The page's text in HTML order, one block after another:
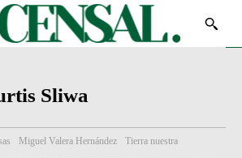
Sliwa
Miguel Valera Hernández Tierra nuestra